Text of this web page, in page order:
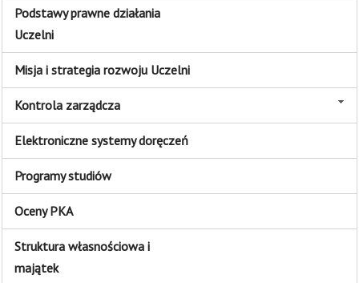
Podstawy prawne działania
Uczelni
Misja i strategia rozwoju Uczelni
Kontrola zarządcza
Elektroniczne systemy doręczeń
Programy studiów
Oceny PKA
Struktura własnościowa i
majątek